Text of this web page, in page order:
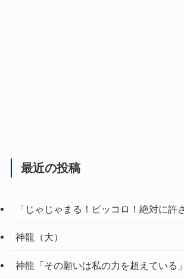
最近の投稿
「じゃじゃまる！ピッコロ！絶対に許
神龍（大）
神龍「その願いは私の力を超えている」